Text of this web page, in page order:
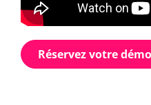
Réservez votre démo